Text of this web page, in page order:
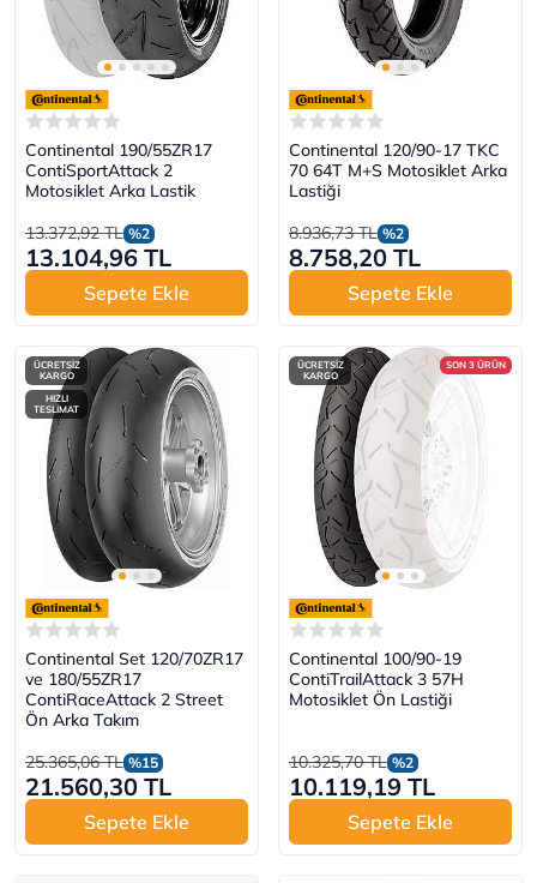
Continental 190/55ZR17
ContiSportAttack 2
Motosiklet Arka Lastik
13.372,92 TL %2
13.104,96 TL
Sepete Ekle
Continental 120/90-17 TKC
70 64T M+S Motosiklet Arka
Lastiği
8.936,73 TL %2
8.758,20 TL
Sepete Ekle
ÜCRETSİZ
KARGO
HIZLI
TESLİMAT
Continental Set 120/70ZR17
ve 180/55ZR17
ContiRaceAttack 2 Street
Ön Arka Takım
25.365,06 TL %15
21.560,30 TL
Sepete Ekle
ÜCRETSİZ
KARGO
SON 3 ÜRÜN
Continental 100/90-19
ContiTrailAttack 3 57H
Motosiklet Ön Lastiği
10.325,70 TL %2
10.119,19 TL
Sepete Ekle